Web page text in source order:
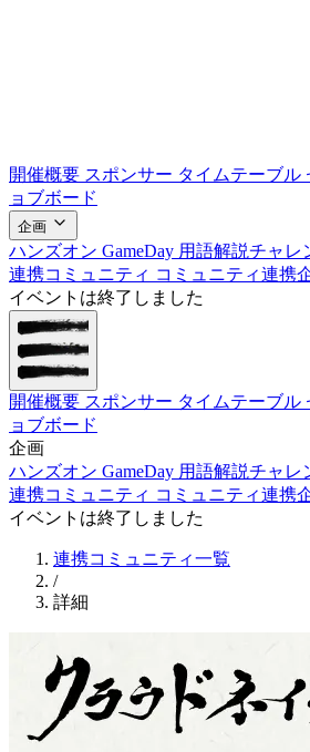
開催概要 スポンサー タイムテーブル
ョブボード
企画
ハンズオン GameDay 用語解説チャレ
連携コミュニティ コミュニティ連携
イベントは終了しました
開催概要 スポンサー タイムテーブル
ョブボード
企画
ハンズオン GameDay 用語解説チャレ
連携コミュニティ コミュニティ連携
イベントは終了しました
連携コミュニティ一覧
/
詳細